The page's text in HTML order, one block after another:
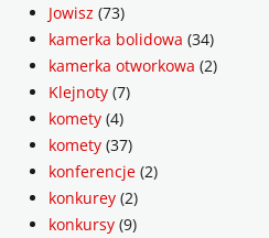
Jowisz (73)
kamerka bolidowa (34)
kamerka otworkowa (2)
Klejnoty (7)
komety (4)
komety (37)
konferencje (2)
konkurey (2)
konkursy (9)